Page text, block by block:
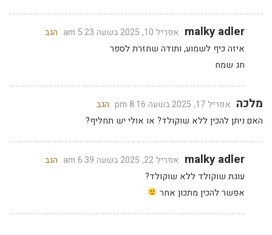
malky adler אפריל 10, 2025 בשעה 5:23 am
הגב
איזה כיף לשמוע, ותודה שחזרת לספר
חג שמח
מלכה אפריל 17, 2025 בשעה 8:16 pm
הגב
האם ניתן להכין ללא שוקולד? או אולי יש תחליף?
malky adler אפריל 22, 2025 בשעה 6:39 am
הגב
עוגת שוקולד ללא שוקולד?
אפשר להכין מתכון אחר